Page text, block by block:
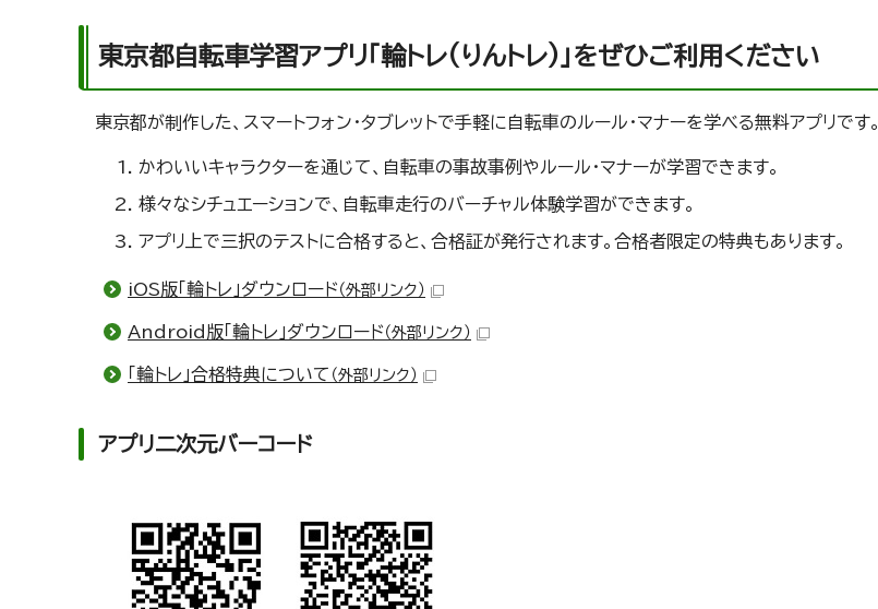
東京都自転車学習アプリ「輪トレ(りんトレ)」をぜひご利用ください
東京都が制作した、スマートフォン・タブレットで手軽に自転車のルール・マナーを学べる無料アプリです。
かわいいキャラクターを通じて、自転車の事故事例やルール・マナーが学習できます。
様々なシチュエーションで、自転車走行のバーチャル体験学習ができます。
アプリ上で三択のテストに合格すると、合格証が発行されます。合格者限定の特典もあります。
iOS版「輪トレ」ダウンロード （外部リンク）
Android版「輪トレ」ダウンロード （外部リンク）
「輪トレ」合格特典について （外部リンク）
アプリ二次元バーコード